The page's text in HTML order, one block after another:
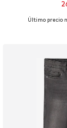
Disponible
Último precio